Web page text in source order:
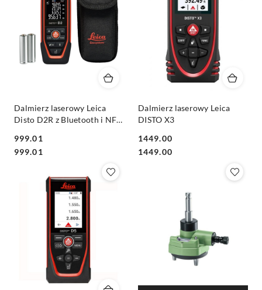
Dalmierz laserowy Leica
Disto D2R z Bluetooth i NFC
Cena:
999.01
Cena:
999.01
Dalmierz laserowy Leica
DISTO X3
Cena:
1449.00
Cena:
1449.00